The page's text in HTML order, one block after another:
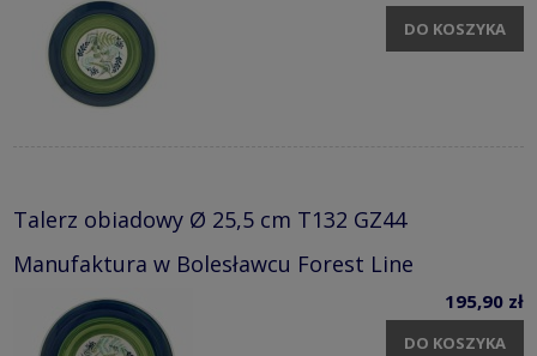
DO KOSZYKA
Talerz obiadowy Ø 25,5 cm T132 GZ44
Manufaktura w Bolesławcu Forest Line
195,90 zł
DO KOSZYKA